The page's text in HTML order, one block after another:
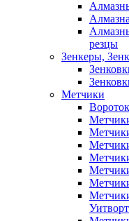
резцы
Зенкеры,
Метчики